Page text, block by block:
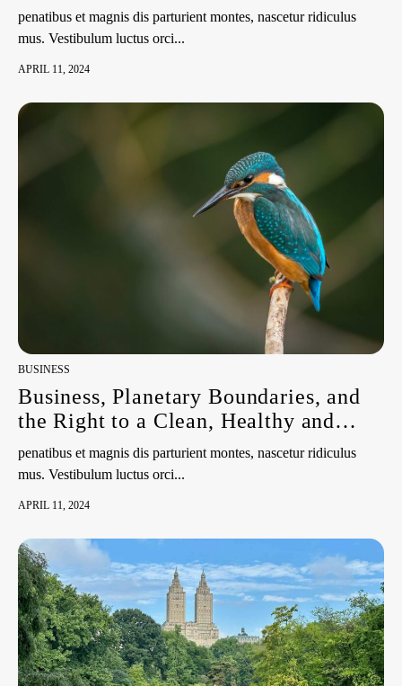
penatibus et magnis dis parturient montes, nascetur ridiculus
mus. Vestibulum luctus orci...
APRIL 11, 2024
BUSINESS
Business, Planetary Boundaries, and
the Right to a Clean, Healthy and
Sustainable Environment | HRC55
Side Event
penatibus et magnis dis parturient montes, nascetur ridiculus
mus. Vestibulum luctus orci...
APRIL 11, 2024